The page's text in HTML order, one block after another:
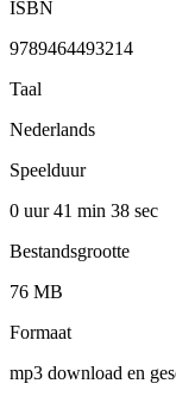
ISBN
9789464493214
Taal
Nederlands
Speelduur
0 uur 41 min 38 sec
Bestandsgrootte
76 MB
Formaat
mp3 download en